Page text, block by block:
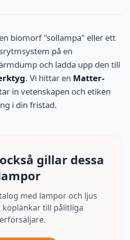
biomorf "sollampa" eller ett
på en
och ladda upp den till
. Vi hittar en Matter-
in vetenskapen och etiken
i din fristad.
gillar dessa
med lampor och ljus
köplänkar till pålitliga